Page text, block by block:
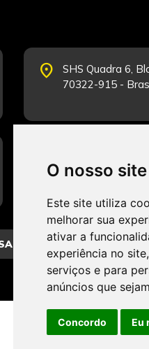
O nosso
Este site utiliza
melhorar sua
ativar a
experiência no site,
serviços e para
anúncios que
Concordo Eu
place
SHS Quadra 6,
70322-915 -
schedule
Fale Conosco.